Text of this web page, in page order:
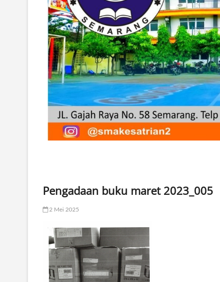
Pengadaan buku maret 2023_005
2 Mei 2025